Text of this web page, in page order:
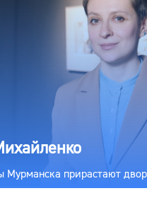
Мурманска прирастают